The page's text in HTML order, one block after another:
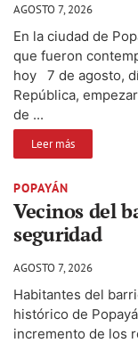
AGOSTO 7, 2026
En la ciudad de
que fueron
hoy 7 de agosto,
República,
de ...
Leer más
POPAYÁN
Vecinos del
seguridad
AGOSTO 7, 2026
Habitantes del
histórico de
incremento de los